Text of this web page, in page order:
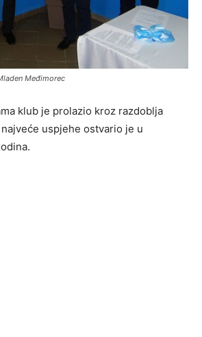
Međimorec
klub je prolazio kroz razdoblja
uspjehe ostvario je u